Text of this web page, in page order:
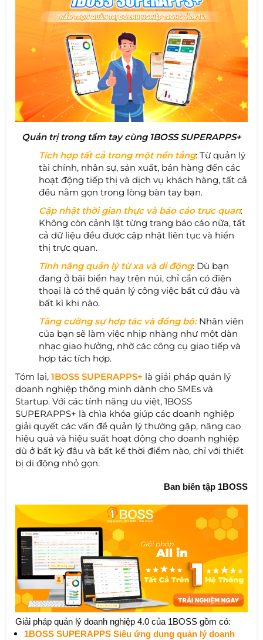
Quản trị trong tầm tay cùng 1BOSS SUPERAPPS+
Tích hợp tất cả trong một nền tảng: Từ quản lý
tài chính, nhân sự, sản xuất, bán hàng đến các
hoạt động tiếp thị và dịch vụ khách hàng, tất cả
đều nằm gọn trong lòng bàn tay bạn.
Cập nhật thời gian thực và báo cáo trực quan:
Không còn cảnh lật từng trang báo cáo nữa, tất
cả dữ liệu đều được cập nhật liên tục và hiển
thị trực quan.
Tính năng quản lý từ xa và di động: Dù bạn
đang ở bãi biển hay trên núi, chỉ cần có điện
thoại là có thể quản lý công việc bất cứ đâu và
bất kì khi nào.
Tăng cường sự hợp tác và đồng bộ:Nhân viên
của bạn sẽ làm việc nhịp nhàng như một dàn
nhạc giao hưởng, nhờ các công cụ giao tiếp và
hợp tác tích hợp.
Tóm lại,1BOSS SUPERAPPS+ là giải pháp quản lý
doanh nghiệp thông minh dành cho SMEs và
Startup. Với các tính năng ưu việt, 1BOSS
SUPERAPPS+ là chìa khóa giúp các doanh nghiệp
giải quyết các vấn đề quản lý thường gặp, nâng cao
hiệu quả và hiệu suất hoạt động cho doanh nghiệp
dù ở bất kỳ đâu và bất kể thời điểm nào, chỉ với thiết
bị di động nhỏ gọn.
Ban biên tập 1BOSS
Giải pháp quản lý doanh nghiệp 4.0 của 1BOSS gồm có:
1BOSS SUPERAPPS Siêu ứng dụng quản lý doanh